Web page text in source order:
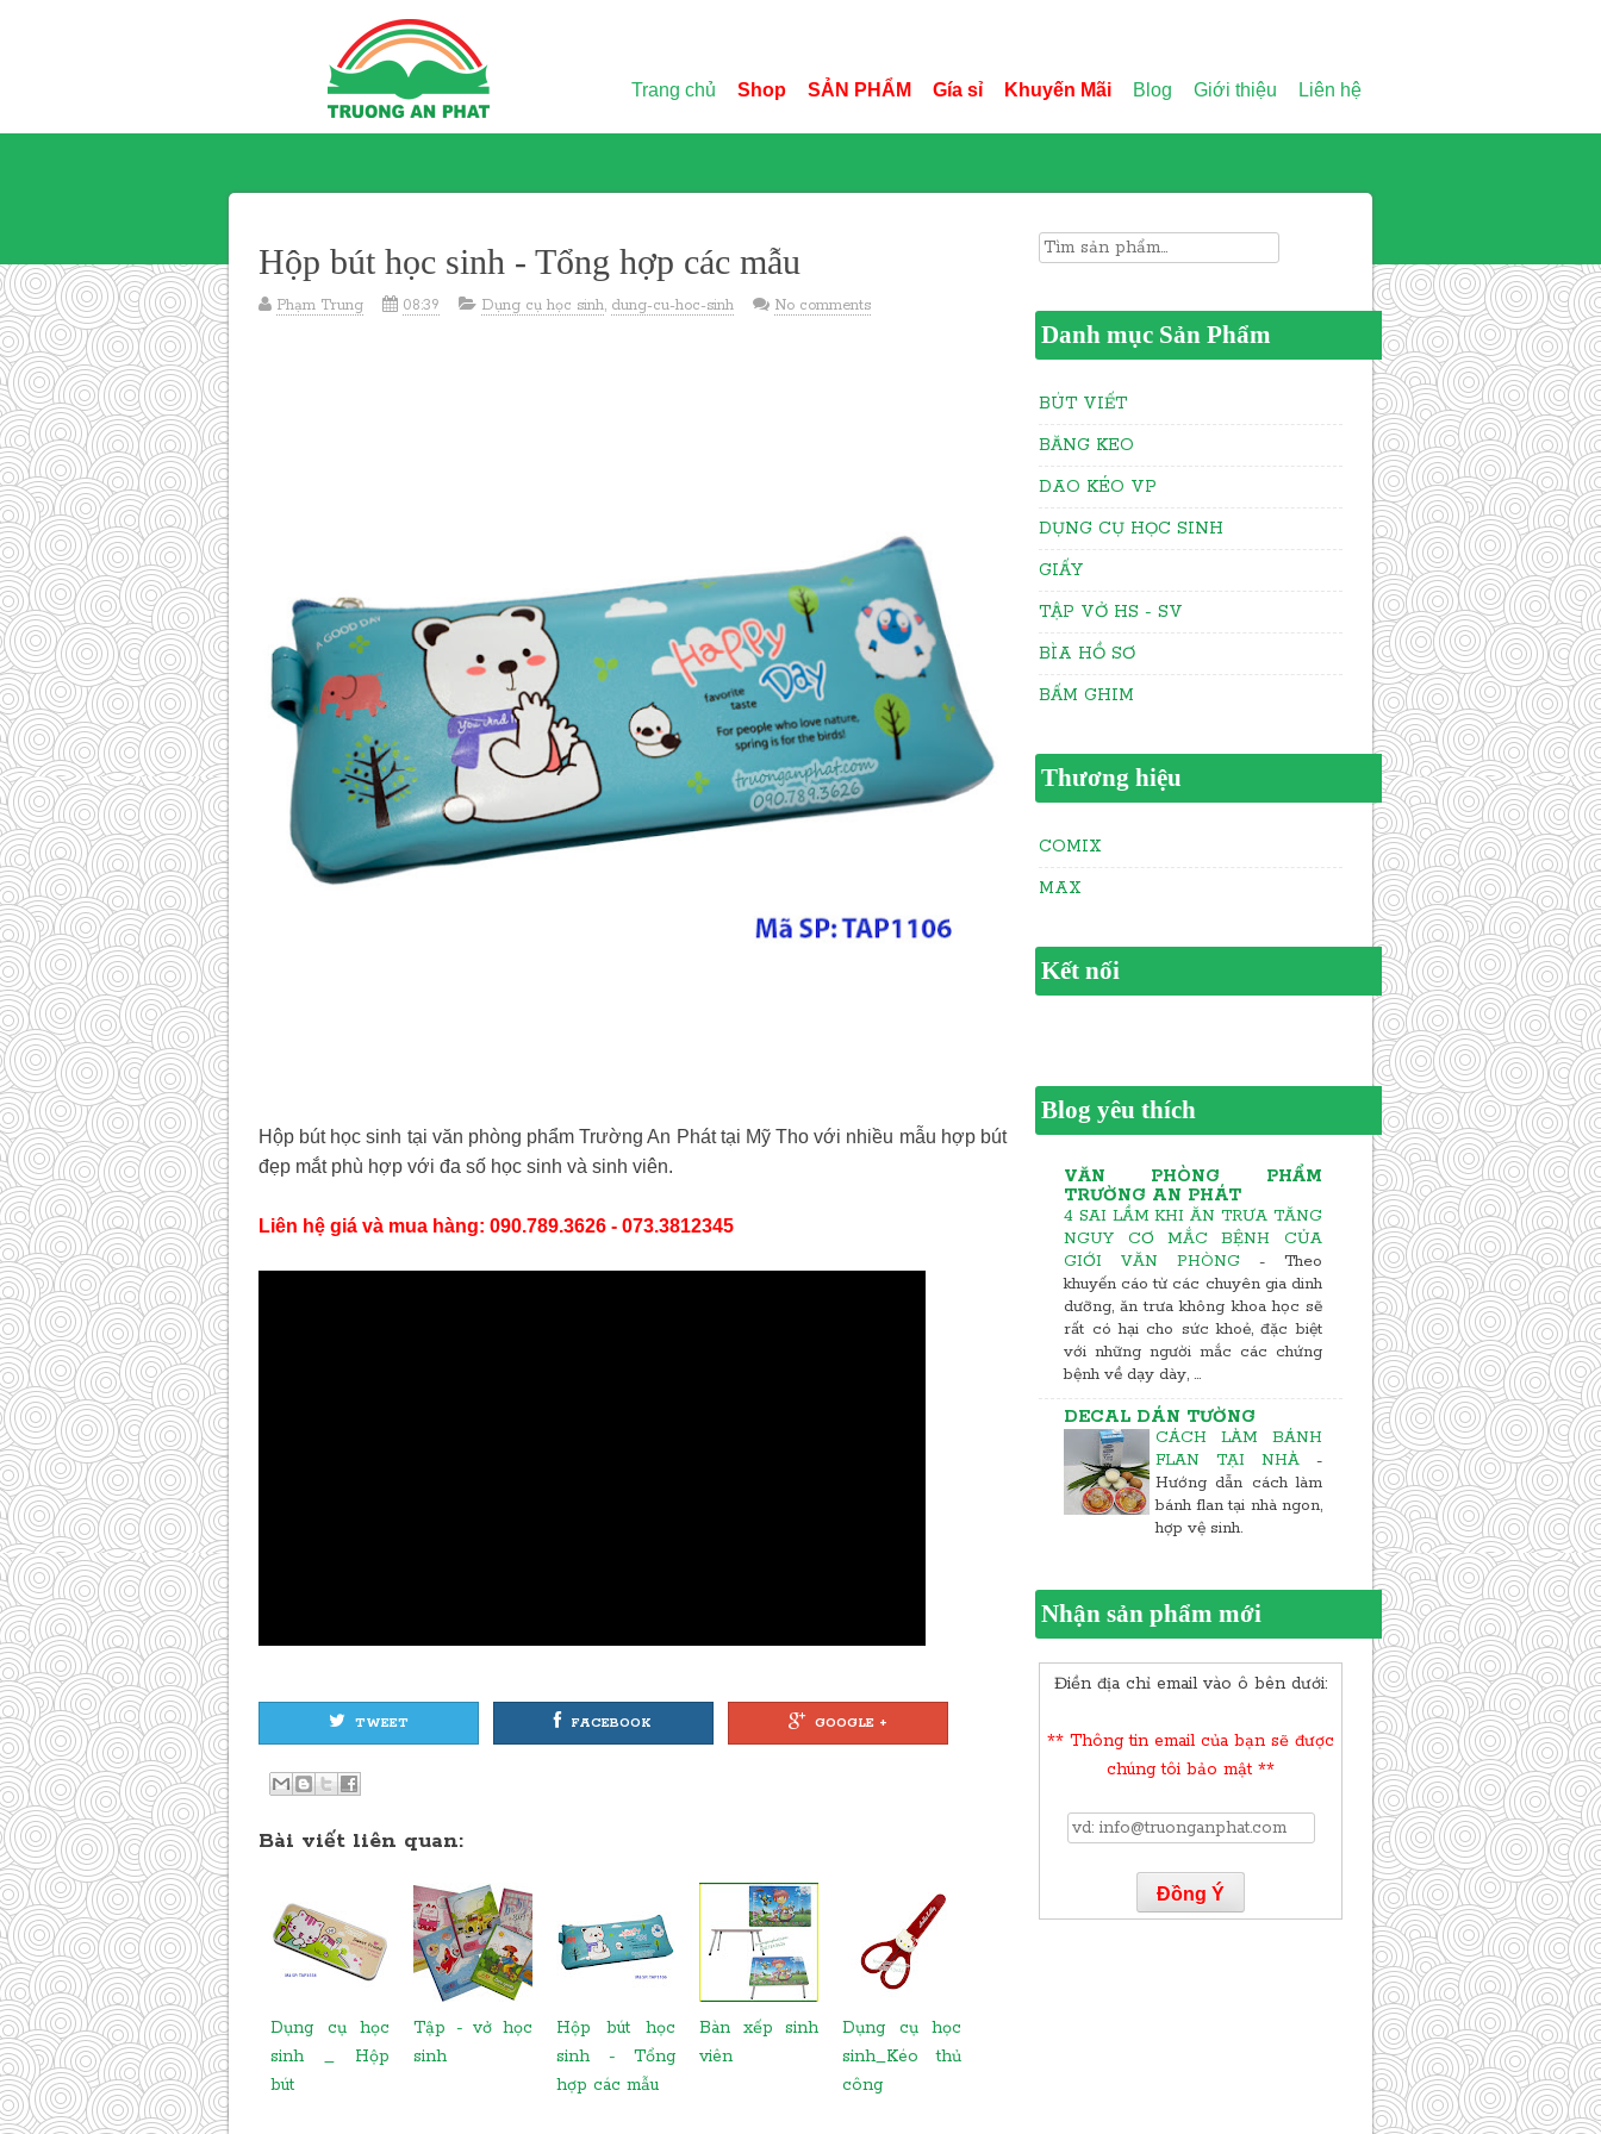
Trang chủ Shop SẢN PHẨM Gía sỉ Khuyến Mãi Blog Giới thiệu Liên hệ
Hộp bút học sinh - Tổng hợp các mẫu
Phạm Trung 08:39 Dụng cụ học sinh, dung-cu-hoc-sinh No comments
Hộp bút học sinh tại văn phòng phẩm Trường An Phát tại Mỹ Tho với nhiều mẫu hợp bút
đẹp mắt phù hợp với đa số học sinh và sinh viên.
Liên hệ giá và mua hàng: 090.789.3626 - 073.3812345
TWEET FACEBOOK GOOGLE +
Bài viết liên quan:
Dụng cụ học
sinh _ Hộp
bút
Tập - vở học
sinh
Hộp bút học
sinh - Tổng
hợp các mẫu
Bàn xếp sinh
viên
Dụng cụ học
sinh_Kéo thủ
công
Search for:
Danh mục Sản Phẩm
BÚT VIẾT
BĂNG KEO
DAO KÉO VP
DỤNG CỤ HỌC SINH
GIẤY
TẬP VỞ HS - SV
BÌA HỒ SƠ
BẤM GHIM
Thương hiệu
COMIX
MAX
Kết nối
Blog yêu thích
VĂN PHÒNG PHẨM
TRƯỜNG AN PHÁT
4 SAI LẦM KHI ĂN TRƯA TĂNG
NGUY CƠ MẮC BỆNH CỦA
GIỚI VĂN PHÒNG - Theo
khuyến cáo từ các chuyên gia dinh
dưỡng, ăn trưa không khoa học sẽ
rất có hại cho sức khoẻ, đặc biệt
với những người mắc các chứng
bệnh về dạy dày, ...
DECAL DÁN TƯỜNG
CÁCH LÀM BÁNH
FLAN TẠI NHÀ -
Hướng dẫn cách làm
bánh flan tại nhà ngon,
hợp vệ sinh.
Nhận sản phẩm mới
Điền địa chỉ email vào ô bên dưới:
** Thông tin email của bạn sẽ được
chúng tôi bảo mật **